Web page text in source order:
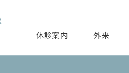
休診案内 外来